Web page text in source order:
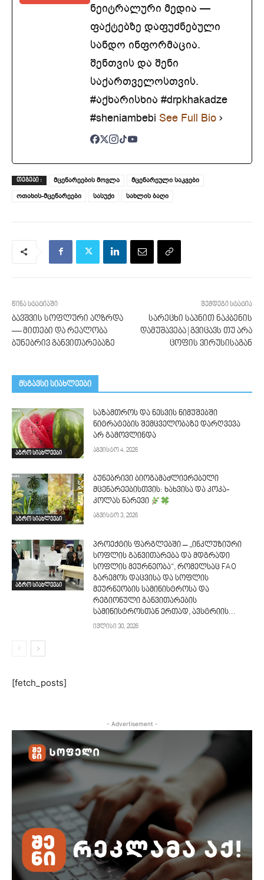
ნეიტრალური მედია —
ფაქტებზე დაფუძნებული
სანდო ინფორმაცია.
შენთვის და შენი
საქართველოსთვის.
#აქხარისხია #drpkhakadze
#sheniambebi See Full Bio
ᲗᲔᲒᲔᲑᲘ : მცენარეების მოვლა
მცენარეული საკვები
ოთახის-მცენარეები
სასუქი სახლის ბაღი
წინა სტატიაში
ბავშვის სოფლური აღზრდა
— მითები და რეალობა
ბუნებრივ განვითარებაზე
შემდეგი სტატია
სარეცხი საპნით ნაკბენის
დამუშავება | გვიცავს თუ არა
ცოფის ვირუსისაგან
მსგავსი სიახლეები
აგრო სიახლეები
საზამთროს და ნესვის ნიმუშებში
ნიტრატების შემცველობაზე დარღვევა
არ გამოვლინდა
აგვისტო 4, 2026
აგრო სიახლეები
ბუნებრივი ბიოგამაძლიერებელი
მცენარეებისთვის: ხახვისა და კოკა-
კოლას ნარევი
აგვისტო 3, 2026
აგრო სიახლეები
პროექტის ფარგლებში – „ინკლუზიური
სოფლის განვითარება და მდგრადი
სოფლის მეურნეობა“, რომელსაც FAO
გარემოს დაცვისა და სოფლის
მეურნეობის სამინისტროსა და
რეგიონული განვითარების
სამინისტროსთან ერთად, ავსტრიის...
ივლისი 30, 2026
[fetch_posts]
- Advertisement -